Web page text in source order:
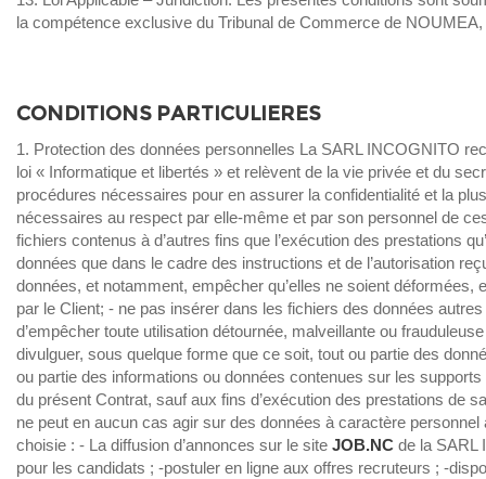
la compétence exclusive du Tribunal de Commerce de
CONDITIONS PARTICULIERES
1. Protection des données personnelles La SARL INCOGNITO
loi « Informatique et libertés » et relèvent de la vie privée et du
procédures nécessaires pour en assurer la confidentialité et la
nécessaires au respect par elle-même et par son personnel de
fichiers contenus à d’autres fins que l’exécution des prestations
données que dans le cadre des instructions et de l’autorisation
données, et notamment, empêcher qu’elles ne soient
par le Client; - ne pas insérer dans les fichiers des données
d’empêcher toute utilisation détournée, malveillante ou
divulguer, sous quelque forme que ce soit, tout ou partie des
ou partie des informations ou données contenues sur les
du présent Contrat, sauf aux fins d’exécution des prestations de
ne peut en aucun cas agir sur des données à caractère
choisie : - La diffusion d’annonces sur le site JOB.NC de la SARL
pour les candidats ; -postuler en ligne aux offres recruteurs ; -